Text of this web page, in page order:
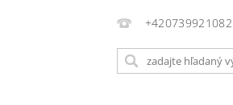
+420739921082